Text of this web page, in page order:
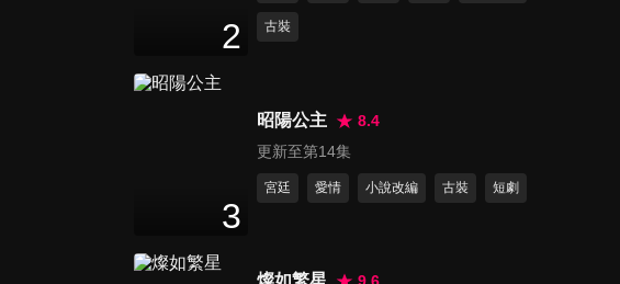
第11集
2 古裝
3
昭陽公主
8.4
更新至第14集
宮廷 愛情 小說改編 古裝 短劇